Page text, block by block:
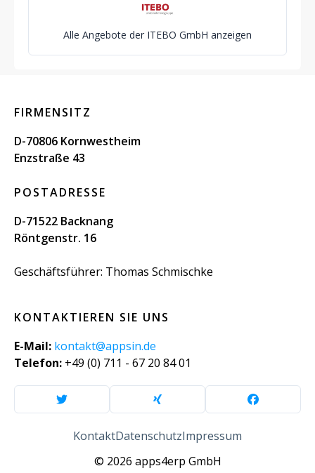
Alle Angebote der ITEBO GmbH anzeigen
FIRMENSITZ
D-70806 Kornwestheim
Enzstraße 43
POSTADRESSE
D-71522 Backnang
Röntgenstr. 16
Geschäftsführer: Thomas Schmischke
KONTAKTIEREN SIE UNS
E-Mail: kontakt@appsin.de
Telefon: +49 (0) 711 - 67 20 84 01
KontaktDatenschutzImpressum
© 2026 apps4erp GmbH